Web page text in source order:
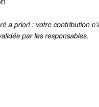
a priori : votre contribution
par les responsables.